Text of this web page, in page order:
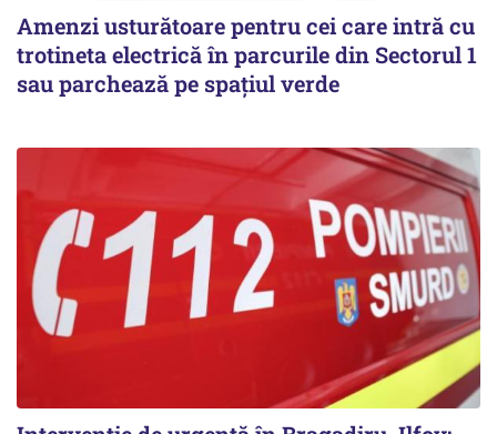
Amenzi usturătoare pentru cei care intră cu
trotineta electrică în parcurile din Sectorul 1
sau parchează pe spațiul verde